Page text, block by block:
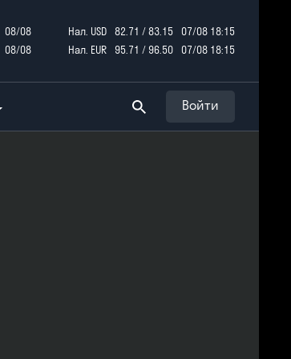
08/08
08/08
Нал. USD 82.71 / 83.15
07/08 18:15
Нал. EUR
95.71 / 96.50 07/08 18:15
Войти